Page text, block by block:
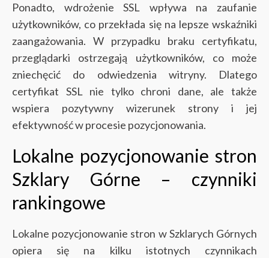
Ponadto, wdrożenie SSL wpływa na zaufanie
użytkowników, co przekłada się na lepsze wskaźniki
zaangażowania. W przypadku braku certyfikatu,
przeglądarki ostrzegają użytkowników, co może
zniechęcić do odwiedzenia witryny. Dlatego
certyfikat SSL nie tylko chroni dane, ale także
wspiera pozytywny wizerunek strony i jej
efektywność w procesie pozycjonowania.
Lokalne pozycjonowanie stron
Szklary Górne – czynniki
rankingowe
Lokalne pozycjonowanie stron w Szklarych Górnych
opiera się na kilku istotnych czynnikach